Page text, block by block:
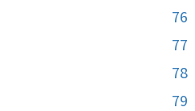
76
77
78
79